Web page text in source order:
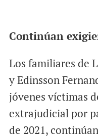
Continúan
Los familiares de
y Edinsson
jóvenes víctimas
extrajudicial por
de 2021,